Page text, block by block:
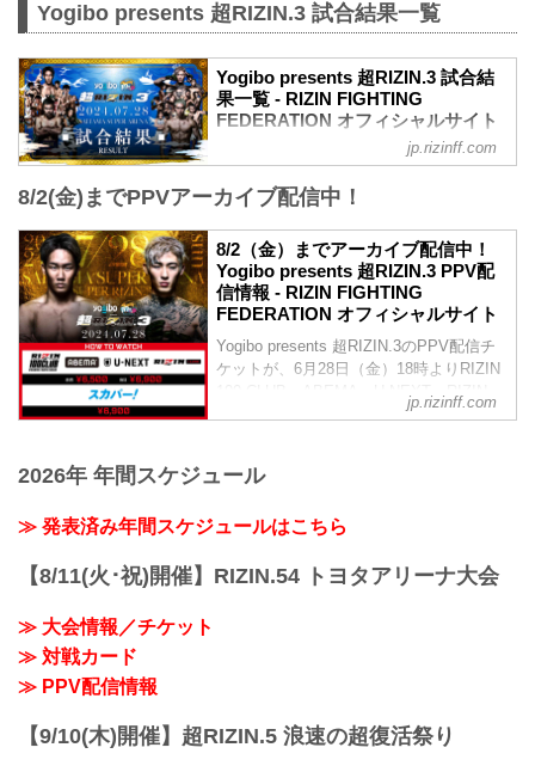
Yogibo presents 超RIZIN.3 試合結果一覧
Yogibo presents 超RIZIN.3 試合結
果一覧 - RIZIN FIGHTING
FEDERATION オフィシャルサイト
第11試合／朝倉未来 vs. 平本蓮
5R（66.0kg）
1R 2分18秒 TKO（レフェリーストップ：
グラウンドパンチ）
≫ 試合結果詳細
第10試合／マニー・パッキャオ vs. 安保
RIZINスタンディングバウト特別ルール：
3分 3R（69.0kg）
マニー・パッキャオ vs. 安保瑠輝也
3R 判定（0-0）
第9試合／斎藤裕 vs. 久保優太
jp.rizinff.com
8/2(金)までPPVアーカイブ配信中！
8/2（金）までアーカイブ配信中！
Yogibo presents 超RIZIN.3 PPV配
信情報 - RIZIN FIGHTING
FEDERATION オフィシャルサイト
Yogibo presents 超RIZIN.3のPPV配信チ
ケットが、6月28日（金）18時よりRIZIN
LIVEにて販売がスタートしたぞ！
会場に来れない方、会場にも行くが実
きな配信サービスでYogibo presents 超
う！
jp.rizinff.com
2026年 年間スケジュール
≫ 発表済み年間スケジュールはこちら
【8/11(火･祝)開催】RIZIN.54 トヨタアリーナ大会
≫ 大会情報／チケット
≫ 対戦カード
≫ PPV配信情報
【9/10(木)開催】超RIZIN.5 浪速の超復活祭り